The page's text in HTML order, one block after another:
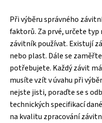
Při výběru správného
faktorů. Za prvé, určete
závitník používat. Existují
nebo plast. Dále se
potřebujete. Každý závit
musíte vzít v úvahu při
nejste jisti, poraďte se s
technických specifikací
na kvalitu zpracování